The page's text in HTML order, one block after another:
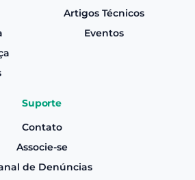
Artigos Técnicos
Eventos
Suporte
Contato
Associe-se
de Denúncias